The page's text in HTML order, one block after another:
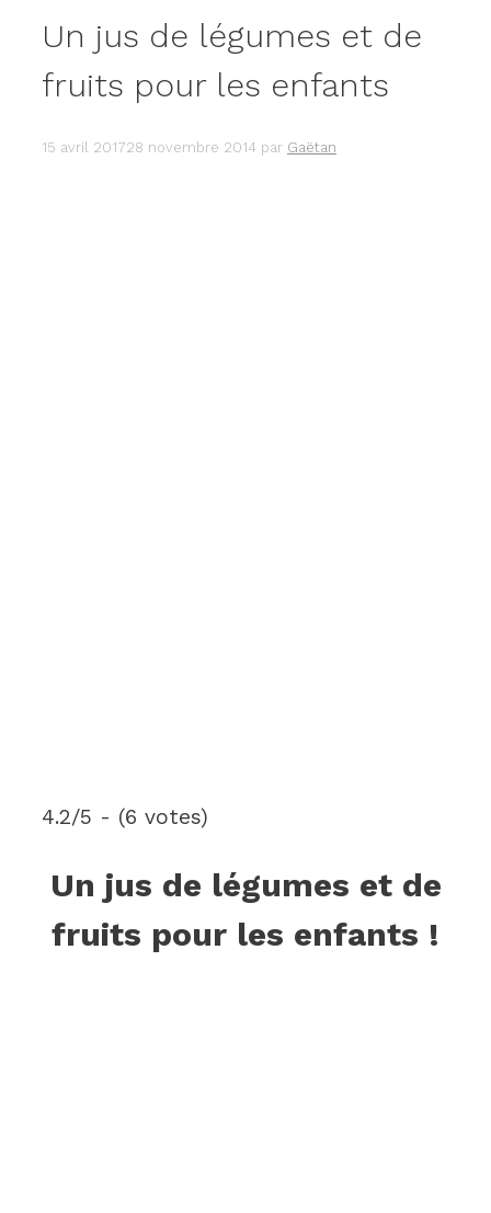
Un jus de légumes et de
fruits pour les enfants
15 avril 201728 novembre 2014 par Gaëtan
4.2/5 - (6 votes)
Un jus de légumes et de
fruits pour les enfants !